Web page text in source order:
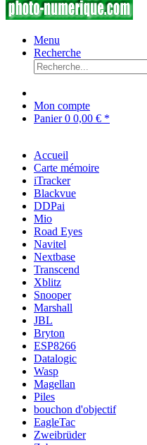
Menu
Recherche
Mon compte
Panier0 0,00 € *
Accueil
Carte mémoire
iTracker
Blackvue
DDPai
Mio
Road Eyes
Navitel
Nextbase
Transcend
Xblitz
Snooper
Marshall
JBL
Bryton
ESP8266
Datalogic
Wasp
Magellan
Piles
bouchon d'objectif
EagleTac
Zweibrüder